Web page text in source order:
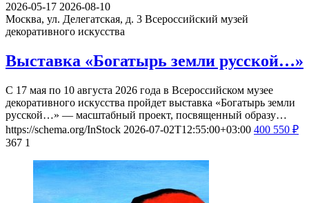
2026-05-17 2026-08-10
Москва, ул. Делегатская, д. 3 Всероссийский музей
декоративного искусства
Выставка «Богатырь земли русской…»
С 17 мая по 10 августа 2026 года в Всероссийском музее
декоративного искусства пройдет выставка «Богатырь земли
русской…» — масштабный проект, посвященный образу…
https://schema.org/InStock 2026-07-02T12:55:00+03:00 400 550 ₽
367 1